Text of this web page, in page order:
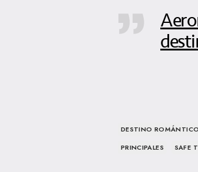
DESTINO ROMÁNTICO
PRINCIPALES
SAFE